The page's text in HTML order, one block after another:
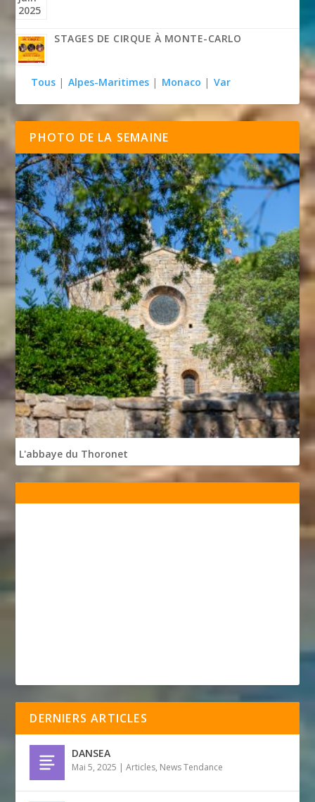
STAGES DE CIRQUE À MONTE-CARLO
Tous | Alpes-Maritimes | Monaco | Var
PHOTO DE LA SEMAINE
L'abbaye du Thoronet
DERNIERS ARTICLES
DANSEA
Mai 5, 2025 |Articles, News Tendance